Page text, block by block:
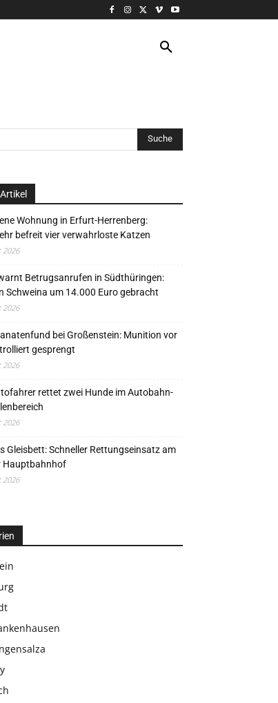
Wohnung in Erfurt-Herrenberg:
befreit vier verwahrloste Katzen
2026
Betrugsanrufen in Südthüringen:
Schweina um 14.000 Euro gebracht
2026
bei Großenstein: Munition vor
gesprengt
2026
rettet zwei Hunde im Autobahn-
2026
Gleisbett: Schneller Rettungseinsatz am
Hauptbahnhof
2026